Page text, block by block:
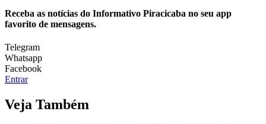
Receba as notícias do Informativo Piracicaba no seu app
favorito de mensagens.
Telegram
Whatsapp
Facebook
Entrar
Veja Também